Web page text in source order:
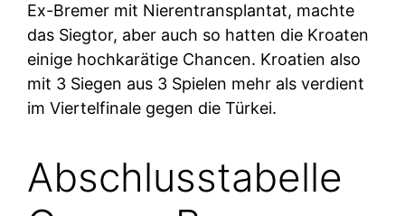
Ex-Bremer mit Nierentransplantat, machte
das Siegtor, aber auch so hatten die Kroaten
einige hochkarätige Chancen. Kroatien also
mit 3 Siegen aus 3 Spielen mehr als verdient
im Viertelfinale gegen die Türkei.
Abschlusstabelle